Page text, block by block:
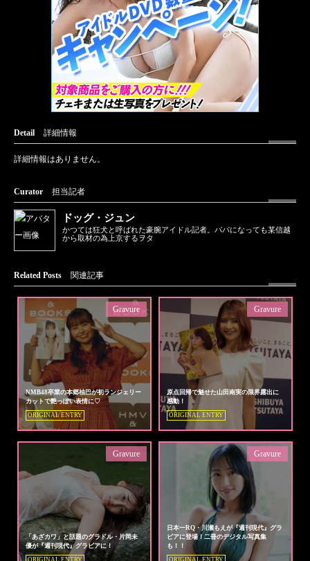
Detail 詳細情報
詳細情報はありません。
Curator 担当記者
ドッグ・ジュン
かつては狂犬と呼ばれた豪腕アイドル記者。パパになっても某信越
から取材の為上京するヲタ
Related Posts 関連記事
NMB48卒業の本郷柚巴が初ランジェリー
カットで艶っぽい表情に♡
ORIGINAL ENTRY
Gravure
原点回帰で魅せた山田南実の限界露出に
感動！
ORIGINAL ENTRY
Gravure
「あざカワ」と話題のグラドル・片岡未
優が『週刊現代』グラビアに！
Gravure
日本一RQ・川瀬もえが『週刊現代』グラ
ビアに登場！二冊のデジタル写真集
も！！
Gravure